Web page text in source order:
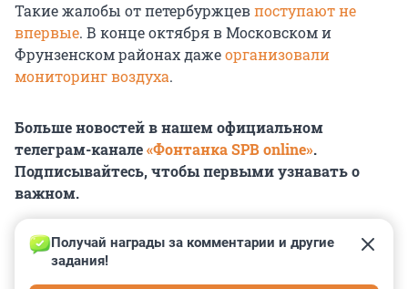
Такие жалобы от петербуржцевпоступают не
впервые. В конце октября в Московском и
Фрунзенском районах дажеорганизовали
мониторинг воздуха.
Больше новостей в нашем официальном
телеграм-канале«Фонтанка SPB online».
Подписывайтесь, чтобы первыми узнавать о
важном.
Получай награды за комментарии и другие
задания!